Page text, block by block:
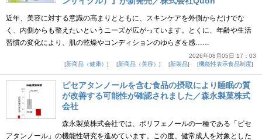
近年、美容に対する意識の高まりとともに、スキンケアを外側からだけでな
く、内側からも整えたいというニーズが広がっています。とくに、年齢や生活
習慣の変化により、肌の乾燥やコンディションのゆらぎを感……
2026年08月05日 17：03
新商品（健康）
新商品（美容） 新製品 機能性表示食品制度
ピセアタンノールを含む食品の摂取により睡眠の質
が改善する可能性が確認されました／森永製菓株式
会社
森永製菓株式会社では、ポリフェノールの一種である「ピセ
アタンノール」の機能性研究を進めています。この度、健常成人を対象とした